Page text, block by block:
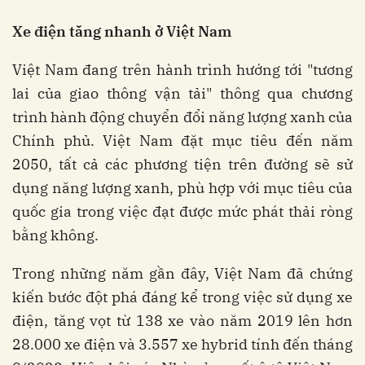
Xe điện tăng nhanh ở Việt Nam
Việt Nam đang trên hành trình hướng tới "tương
lai của giao thông vận tải" thông qua chương
trình hành động chuyển đổi năng lượng xanh của
Chính phủ. Việt Nam đặt mục tiêu đến năm
2050, tất cả các phương tiện trên đường sẽ sử
dụng năng lượng xanh, phù hợp với mục tiêu của
quốc gia trong việc đạt được mức phát thải ròng
bằng không.
Trong những năm gần đây, Việt Nam đã chứng
kiến bước đột phá đáng kể trong việc sử dụng xe
điện, tăng vọt từ 138 xe vào năm 2019 lên hơn
28.000 xe điện và 3.557 xe hybrid tính đến tháng